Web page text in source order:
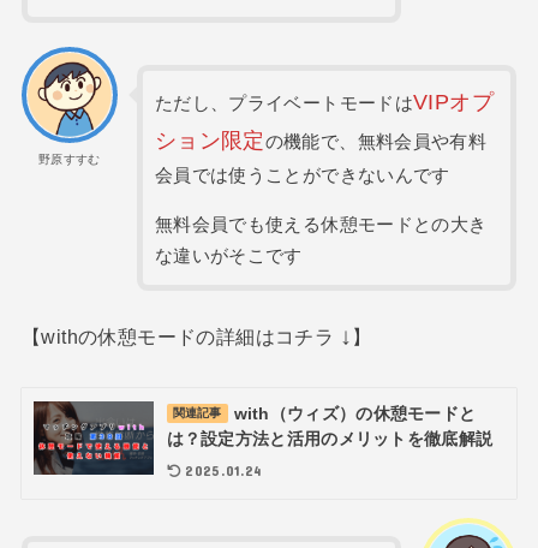
野原すすむ
ただし、プライベートモードはVIPオプ
ション限定の機能で、無料会員や有料
会員では使うことができないんです
無料会員でも使える休憩モードとの大き
な違いがそこです
【withの休憩モードの詳細はコチラ ↓ 】
関連記事
with（ウィズ）の休憩モードと
は？設定方法と活用のメリットを徹底解説
2025.01.24